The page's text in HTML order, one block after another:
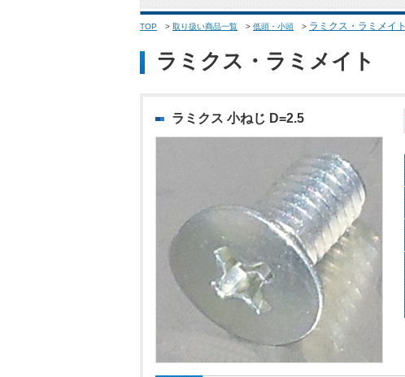
TOP > 取り扱い商品一覧 > 低頭・小頭 > ラミクス・ラミメイト
ラミクス・ラミメイト
ラミクス 小ねじ D=2.5